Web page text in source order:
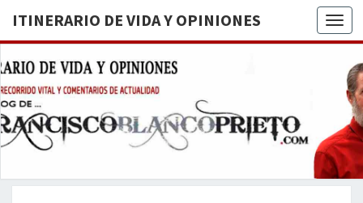
ITINERARIO DE VIDA Y OPINIONES
DE
BREVE
RECORRIDO
VITAL Y
ACTUALIDAD